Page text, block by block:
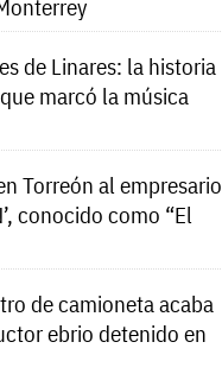
de Linares: la historia
marcó la música
Torreón al empresario
conocido como “El
de camioneta acaba
ebrio detenido en